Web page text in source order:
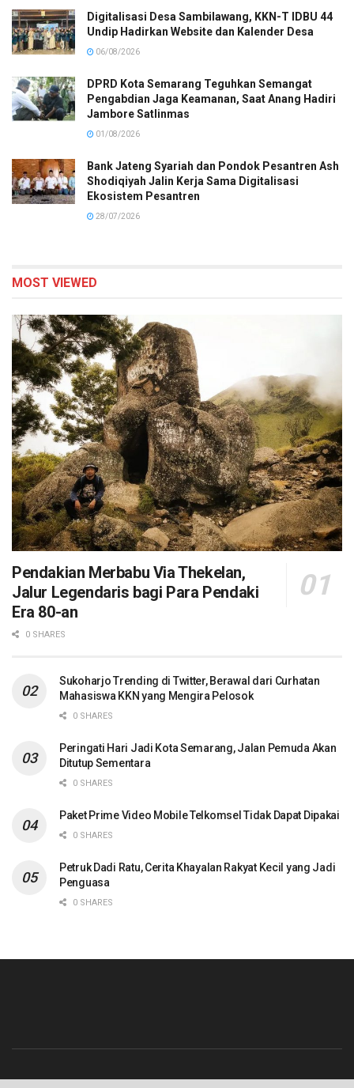
Digitalisasi Desa Sambilawang, KKN-T IDBU 44
Undip Hadirkan Website dan Kalender Desa
06/08/2026
DPRD Kota Semarang Teguhkan Semangat
Pengabdian Jaga Keamanan, Saat Anang Hadiri
Jambore Satlinmas
01/08/2026
Bank Jateng Syariah dan Pondok Pesantren Ash
Shodiqiyah Jalin Kerja Sama Digitalisasi
Ekosistem Pesantren
28/07/2026
MOST VIEWED
Pendakian Merbabu Via Thekelan,
Jalur Legendaris bagi Para Pendaki
Era 80-an
0 SHARES
Sukoharjo Trending di Twitter, Berawal dari Curhatan
Mahasiswa KKN yang Mengira Pelosok
0 SHARES
Peringati Hari Jadi Kota Semarang, Jalan Pemuda Akan
Ditutup Sementara
0 SHARES
Paket Prime Video Mobile Telkomsel Tidak Dapat Dipakai
0 SHARES
Petruk Dadi Ratu, Cerita Khayalan Rakyat Kecil yang Jadi
Penguasa
0 SHARES